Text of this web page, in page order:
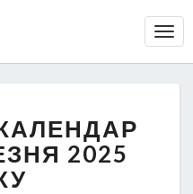
2025